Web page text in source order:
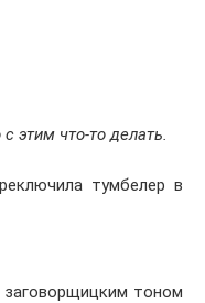
этим что-то делать.
тумбелер в
тоном